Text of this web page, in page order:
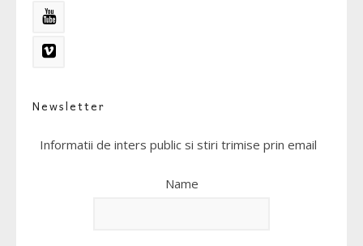
Newsletter
Informatii de inters public si stiri trimise prin email
Name